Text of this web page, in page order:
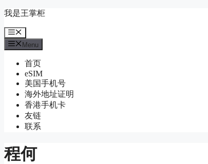
Skip
content
我是王掌柜
Menu
Menu
首页
eSIM
美国手机号
海外地址证明
香港手机卡
友链
联系
程何